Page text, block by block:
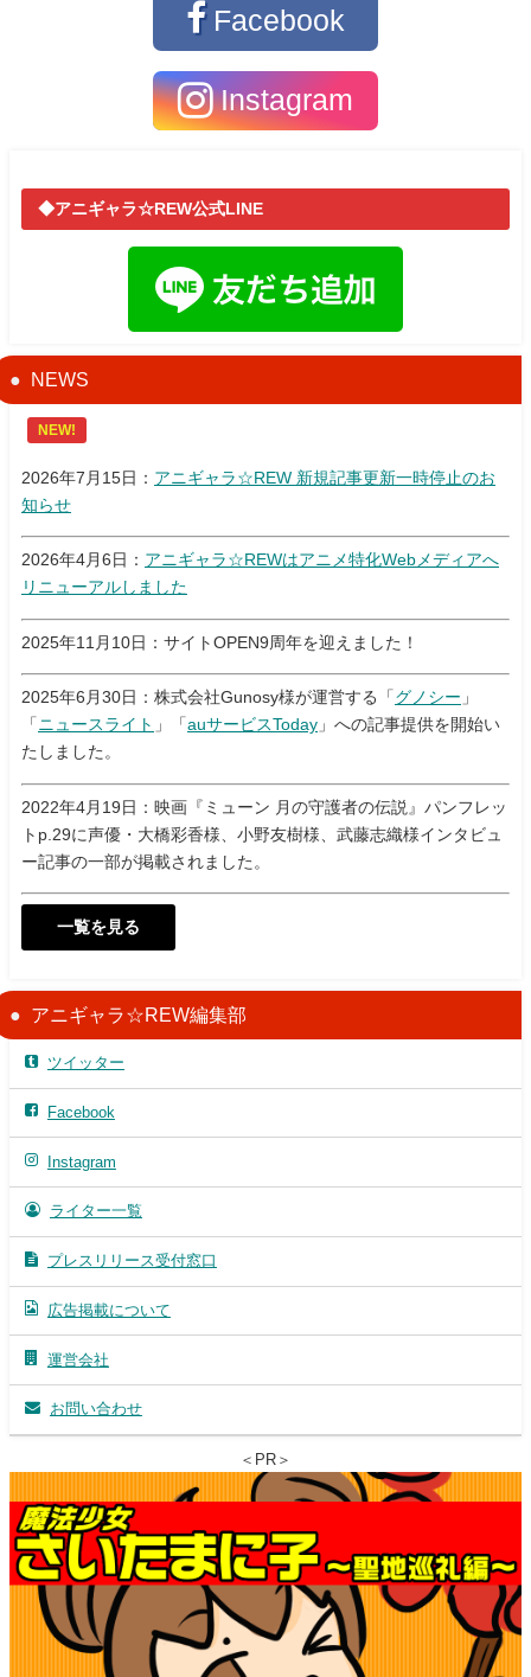
Facebook
Instagram
◆アニギャラ☆REW公式LINE
NEWS
NEW!
2026年7月15日： アニギャラ☆REW 新規記事更新一時停止のお
知らせ
2026年4月6日： アニギャラ☆REWはアニメ特化Webメディアへ
リニューアルしました
2025年11月10日：サイトOPEN9周年を迎えました！
2025年6月30日：株式会社Gunosy様が運営する「 グノシー 」
「 ニュースライト 」「 auサービスToday 」への記事提供を開始い
たしました。
2022年4月19日：映画『ミューン 月の守護者の伝説』パンフレッ
トp.29に声優・大橋彩香様、小野友樹様、武藤志織様インタビュ
ー記事の一部が掲載されました。
一覧を見る
アニギャラ☆REW編集部
ツイッター
Facebook
Instagram
ライター一覧
プレスリリース受付窓口
広告掲載について
運営会社
お問い合わせ
＜PR＞